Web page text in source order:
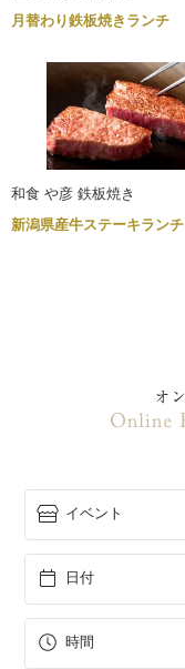
月替わり鉄板焼きランチ
和食 や彦 鉄板焼き
新潟県産牛ステーキランチ
イベント
日付
時間